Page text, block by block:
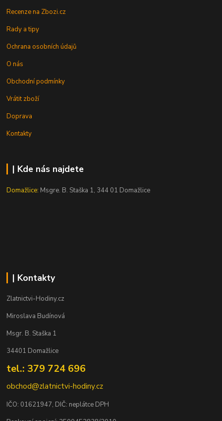
Recenze na Zbozi.cz
Rady a tipy
Ochrana osobních údajů
O nás
Obchodní podmínky
Vrátit zboží
Doprava
Kontakty
| Kde nás najdete
Domažlice: Msgre. B. Staška 1, 344 01 Domažlice
| Kontakty
Zlatnictvi-Hodiny.cz
Miroslava Budínová
Msgr. B. Staška 1
34401 Domažlice
tel.: 379 724 696
obchod@zlatnictvi-hodiny.cz
IČO: 01621947, DIČ: neplátce DPH